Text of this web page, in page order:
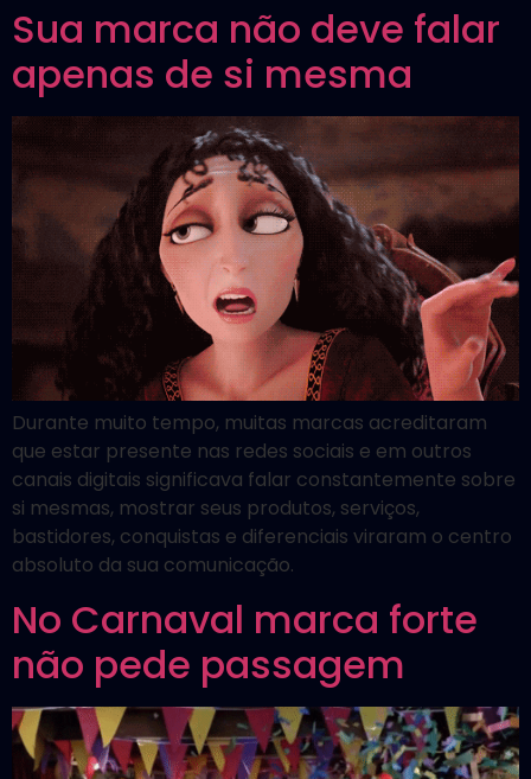
Sua marca não deve falar
apenas de si mesma
Durante muito tempo, muitas marcas acreditaram
que estar presente nas redes sociais e em outros
canais digitais significava falar constantemente sobre
si mesmas, mostrar seus produtos, serviços,
bastidores, conquistas e diferenciais viraram o centro
absoluto da sua comunicação.
No Carnaval marca forte
não pede passagem